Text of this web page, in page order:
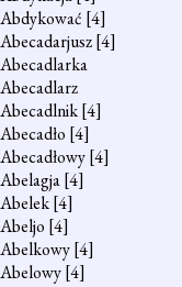
Abdykować [4]
Abecadarjusz[4]
Abecadlarka
Abecadlarz
Abecadlnik[4]
Abecadło [4]
Abecadłowy[4]
Abelagja[4]
Abelek[4]
Abeljo [4]
Abelkowy[4]
Abelowy[4]